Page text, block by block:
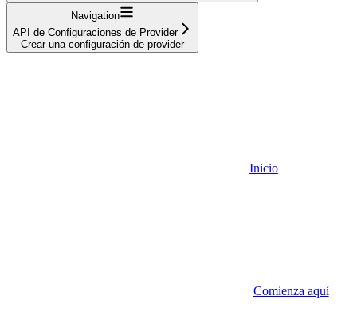
Navigation
API de Configuraciones de Provider
Crear una configuración de provider
Inicio
Comienza aquí